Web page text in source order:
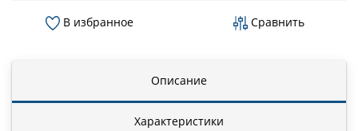
В избранное Сравнить
Описание
Характеристики